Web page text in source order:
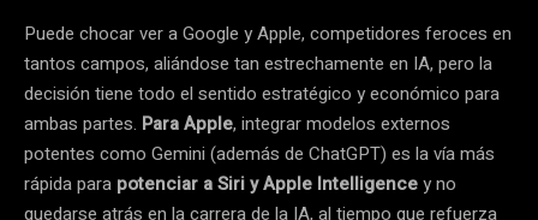
Puede chocar ver a Google y Apple, competidores feroces en
tantos campos, aliándose tan estrechamente en IA, pero la
decisión tiene todo el sentido estratégico y económico para
ambas partes. Para Apple, integrar modelos externos
potentes como Gemini (además de ChatGPT) es la vía más
rápida para potenciar a Siri y Apple Intelligencey no
quedarse atrás en la carrera de la IA, al tiempo que refuerza